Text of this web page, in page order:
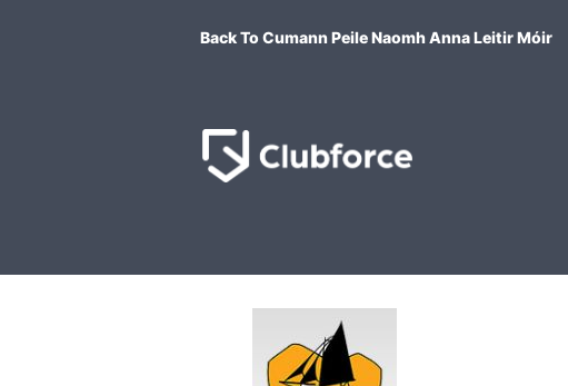
Back To Cumann Peile Naomh Anna Leitir Móir